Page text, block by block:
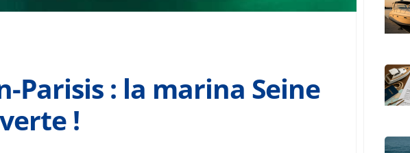
Parisis : la marina Seine
!